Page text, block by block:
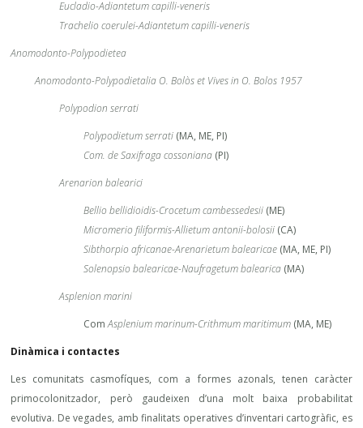
Eucladio-Adiantetum capilli-veneris
Trachelio coerulei-Adiantetum capilli-veneris
Anomodonto-Polypodietea
Anomodonto-Polypodietalia O. Bolòs et Vives in O. Bolos 1957
Polypodion serrati
Polypodietum serrati (MA, ME, PI)
Com. de Saxifraga cossoniana (PI)
Arenarion balearici
Bellio bellidioidis-Crocetum cambessedesii (ME)
Micromerio filiformis-Allietum antonii-bolosii (CA)
Sibthorpio africanae-Arenarietum balearicae (MA, ME, PI)
Solenopsio balearicae-Naufragetum balearica (MA)
Asplenion marini
ComAsplenium marinum-Crithmum maritimum (MA, ME)
Dinàmica i contactes
Les comunitats casmofíques, com a formes azonals, tenen caràcter
primocolonitzador, però gaudeixen d’una molt baixa probabilitat
evolutiva. De vegades, amb finalitats operatives d’inventari cartogràfic, es